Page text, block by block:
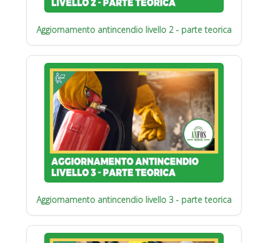
Aggiornamento antincendio livello 2 - parte teorica
Aggiornamento antincendio livello 3 - parte teorica